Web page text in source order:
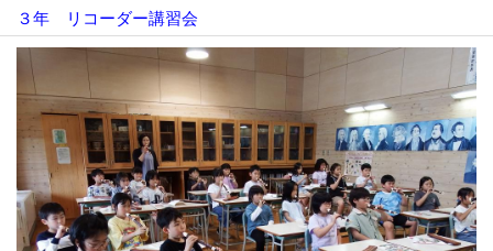
年間教育計画
学校いじめ防止基本方針
給食こんだて
学校だより
子供たちの活動
学校・学校周辺
３年 リコーダー講習会